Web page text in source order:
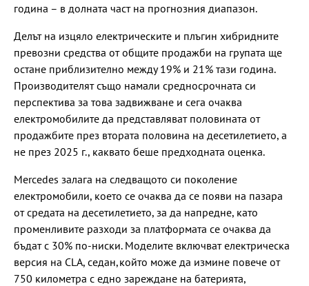
година – в долната част на прогнозния диапазон.
Делът на изцяло електрическите и плъгин хибридните
превозни средства от общите продажби на групата ще
остане приблизително между 19% и 21% тази година.
Производителят също намали средносрочната си
перспектива за това задвижване и сега очаква
електромобилите да представляват половината от
продажбите през втората половина на десетилетието, а
не през 2025 г., каквато беше предходната оценка.
Mercedes залага на следващото си поколение
електромобили, което се очаква да се появи на пазара
от средата на десетилетието, за да напредне, като
променливите разходи за платформата се очаква да
бъдат с 30% по-ниски. Моделите включват електрическа
версия на CLA, седан,който може да измине повече от
750 километра с едно зареждане на батерията,